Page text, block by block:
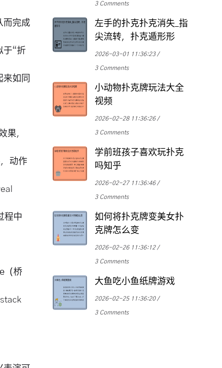
而完成
于“折
来如同
果，
动作
程中
（桥
3 Comments
左手的扑克扑克消失_指
尖流转，扑克遁形形
2026-03-01 11:36:23
3 Comments
小动物扑克牌玩法大全
视频
2026-02-28 11:36:26
3 Comments
学前班孩子喜欢玩扑克
吗知乎
2026-02-27 11:36:46
3 Comments
如何将扑克牌变美女扑
克牌怎么变
2026-02-26 11:36:12
3 Comments
大鱼吃小鱼纸牌游戏
2026-02-25 11:36:20
3 Comments